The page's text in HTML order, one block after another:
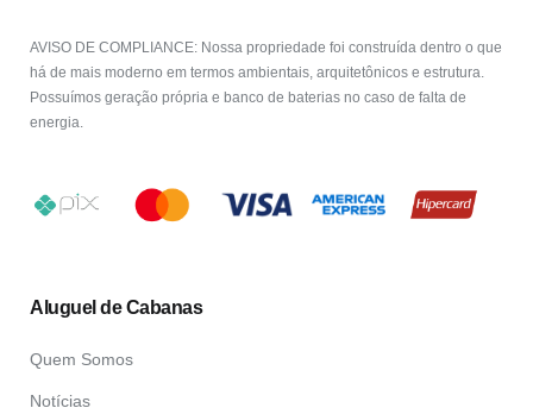
AVISO DE COMPLIANCE: Nossa propriedade foi construída dentro o que
há de mais moderno em termos ambientais, arquitetônicos e estrutura.
Possuímos geração própria e banco de baterias no caso de falta de
energia.
Aluguel de Cabanas
Quem Somos
Notícias